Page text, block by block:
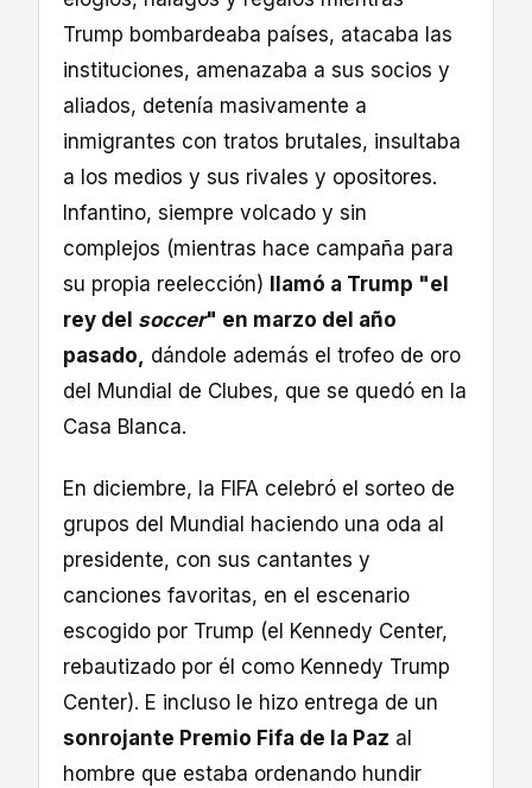
Trump bombardeaba países, atacaba las
instituciones, amenazaba a sus socios y
aliados, detenía masivamente a
inmigrantes con tratos brutales, insultaba
a los medios y sus rivales y opositores.
Infantino, siempre volcado y sin
complejos (mientras hace campaña para
su propia reelección)
llamó a Trump "el
rey del soccer" en marzo del año
pasado, dándole además el trofeo de oro
del Mundial de Clubes, que se quedó en la
Casa Blanca.
En diciembre, la FIFA celebró el sorteo de
grupos del Mundial haciendo una oda al
presidente, con sus cantantes y
canciones favoritas, en el escenario
escogido por Trump (el Kennedy Center,
rebautizado por él como Kennedy Trump
Center). E incluso le hizo entrega de un
sonrojante Premio Fifa de la Paz al
hombre que estaba ordenando hundir